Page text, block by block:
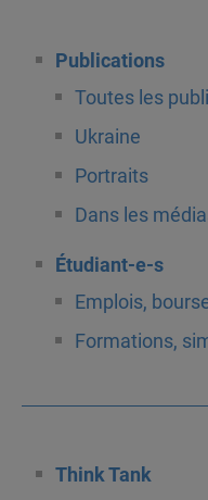
Publications
Toutes les
Ukraine
Portraits
Dans les
Étudiant-e-s
Emplois,
Formations,
Think Tank